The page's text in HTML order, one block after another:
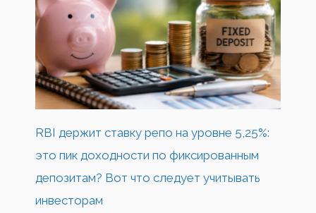
RBI держит ставку репо на уровне 5,25%:
это пик доходности по фиксированным
депозитам? Вот что следует учитывать
инвесторам